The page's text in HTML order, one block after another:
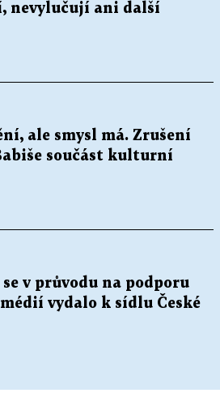
nevylučují ani další
ale smysl má. Zrušení
součást kulturní
v průvodu na podporu
vydalo k sídlu České